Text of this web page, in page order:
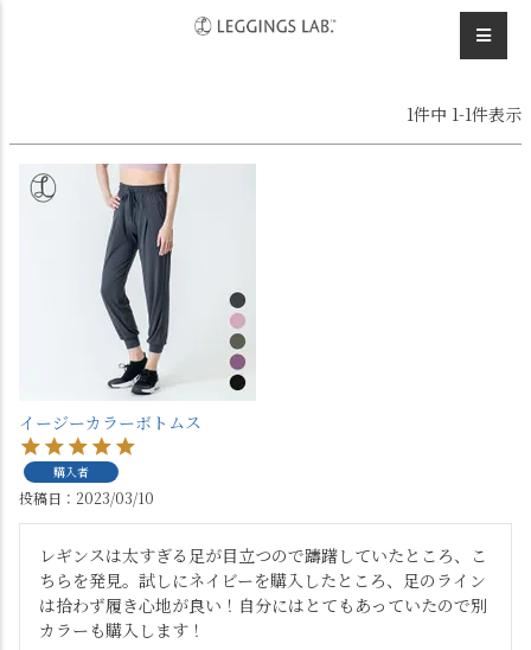
あきぶたさんのレビュー
1件中 1-1件表示
イージーカラーボトムス
購入者
投稿日 2023/03/10
レギンスは太すぎる足が目立つので躊躇していたところ、こ
ちらを発見。試しにネイビーを購入したところ、足のライン
は拾わず履き心地が良い！自分にはとてもあっていたので別
カラーも購入します！